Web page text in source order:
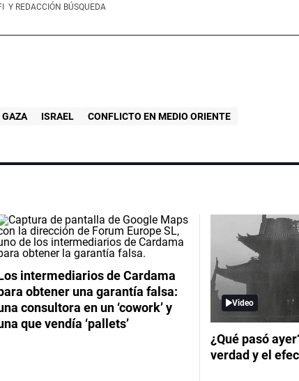
Y REDACCIÓN BÚSQUEDA
GAZA ISRAEL CONFLICTO EN MEDIO ORIENTE
intermediarios de Cardama
obtener una garantía falsa:
consultora en un ‘cowork’ y
que vendía ‘pallets’
Video
¿Qué pasó
verdad y el